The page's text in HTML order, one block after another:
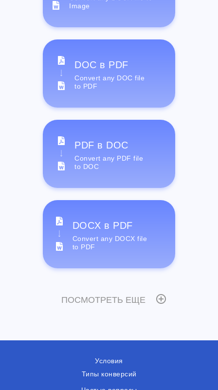
Image
DOC в PDF
Convert any DOC file
to PDF
PDF в DOC
Convert any PDF file
to DOC
DOCX в PDF
Convert any DOCX file
to PDF
ПОСМОТРЕТЬ ЕЩЕ
Условия
Типы конверсий